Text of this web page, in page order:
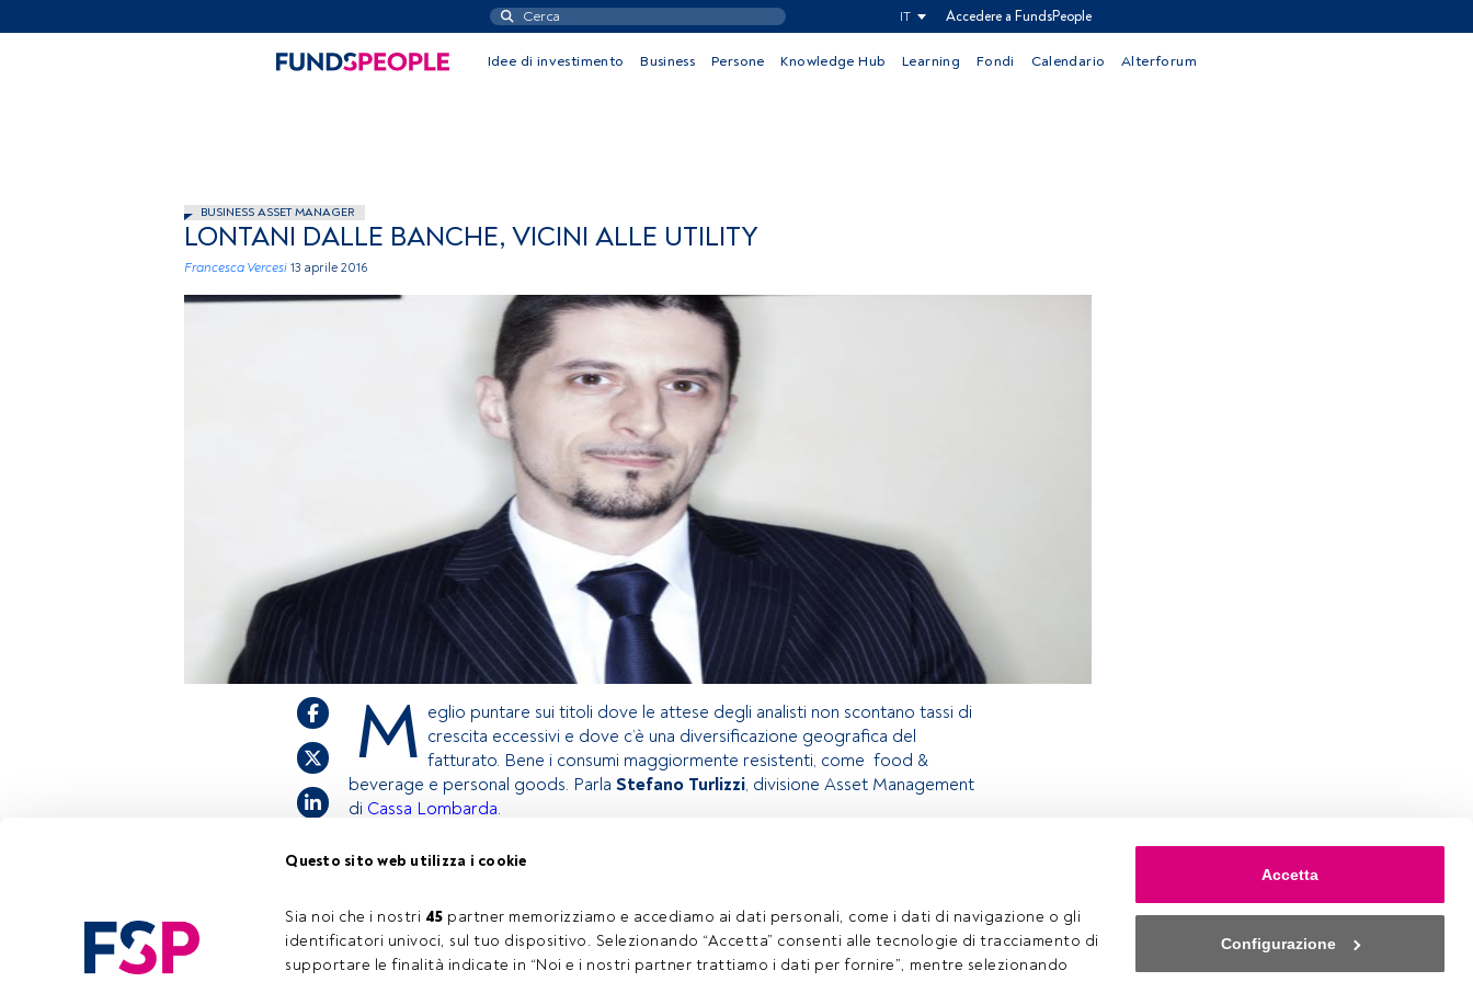
Questo sito web utilizza i cookie
Sia noi che i nostri 45 partner memorizziamo e accediamo ai dati personali, come i dati di navigazione o gli
identificatori univoci, sul tuo dispositivo. Selezionando “Accetta” consenti alle tecnologie di tracciamento di
supportare le finalità indicate in “Noi e i nostri partner trattiamo i dati per fornire”, mentre selezionando
Accetta
Configurazione
IT Accedere a FundsPeople
Idee di investimento Business Persone Knowledge Hub Learning Fondi Calendario Alterforum
BUSINESS ASSET MANAGER
LONTANI DALLE BANCHE, VICINI ALLE UTILITY
Francesca Vercesi 13 aprile 2016
Tempo di lettura: 3 min.
M eglio puntare sui titoli dove le attese degli analisti non scontano tassi di
crescita eccessivi e dove c’è una diversificazione geografica del
fatturato. Bene i consumi maggiormente resistenti, come food &
beverage e personal goods. Parla Stefano Turlizzi, divisione Asset Management
di Cassa Lombarda.
accedi tramite il pulsante Login. Se non hai ancora un account, ti invitiamo a
registrarti per scoprire tutti i contenuti che FundsPeople ha da offrire.
Accedere a FundsPeople